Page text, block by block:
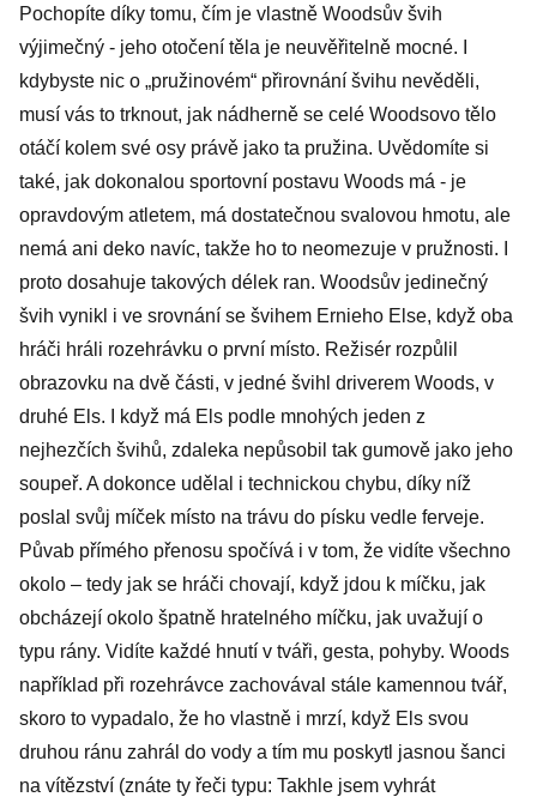
Pochopíte díky tomu, čím je vlastně Woodsův švih
výjimečný - jeho otočení těla je neuvěřitelně mocné. I
kdybyste nic o „pružinovém“ přirovnání švihu nevěděli,
musí vás to trknout, jak nádherně se celé Woodsovo tělo
otáčí kolem své osy právě jako ta pružina. Uvědomíte si
také, jak dokonalou sportovní postavu Woods má - je
opravdovým atletem, má dostatečnou svalovou hmotu, ale
nemá ani deko navíc, takže ho to neomezuje v pružnosti. I
proto dosahuje takových délek ran. Woodsův jedinečný
švih vynikl i ve srovnání se švihem Ernieho Else, když oba
hráči hráli rozehrávku o první místo. Režisér rozpůlil
obrazovku na dvě části, v jedné švihl driverem Woods, v
druhé Els. I když má Els podle mnohých jeden z
nejhezčích švihů, zdaleka nepůsobil tak gumově jako jeho
soupeř. A dokonce udělal i technickou chybu, díky níž
poslal svůj míček místo na trávu do písku vedle ferveje.
Půvab přímého přenosu spočívá i v tom, že vidíte všechno
okolo – tedy jak se hráči chovají, když jdou k míčku, jak
obcházejí okolo špatně hratelného míčku, jak uvažují o
typu rány. Vidíte každé hnutí v tváři, gesta, pohyby. Woods
například při rozehrávce zachovával stále kamennou tvář,
skoro to vypadalo, že ho vlastně i mrzí, když Els svou
druhou ránu zahrál do vody a tím mu poskytl jasnou šanci
na vítězství (znáte ty řeči typu: Takhle jsem vyhrát